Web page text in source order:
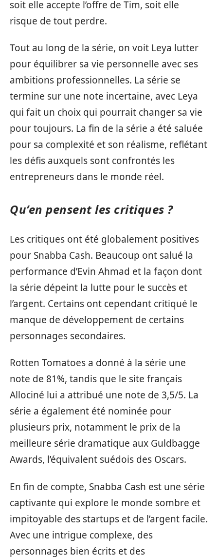
soit elle accepte l’offre de Tim, soit elle
risque de tout perdre.
Tout au long de la série, on voit Leya lutter
pour équilibrer sa vie personnelle avec ses
ambitions professionnelles. La série se
termine sur une note incertaine, avec Leya
qui fait un choix qui pourrait changer sa vie
pour toujours. La fin de la série a été saluée
pour sa complexité et son réalisme, reflétant
les défis auxquels sont confrontés les
entrepreneurs dans le monde réel.
Qu’en pensent les critiques ?
Les critiques ont été globalement positives
pour Snabba Cash. Beaucoup ont salué la
performance d’Evin Ahmad et la façon dont
la série dépeint la lutte pour le succès et
l’argent. Certains ont cependant critiqué le
manque de développement de certains
personnages secondaires.
Rotten Tomatoes a donné à la série une
note de 81%, tandis que le site français
Allociné lui a attribué une note de 3,5/5. La
série a également été nominée pour
plusieurs prix, notamment le prix de la
meilleure série dramatique aux Guldbagge
Awards, l’équivalent suédois des Oscars.
En fin de compte, Snabba Cash est une série
captivante qui explore le monde sombre et
impitoyable des startups et de l’argent facile.
Avec une intrigue complexe, des
personnages bien écrits et des